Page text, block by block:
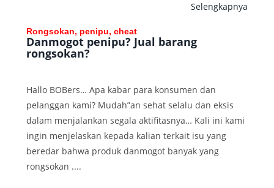
Selengkapnya
Rongsokan, penipu, cheat
Danmogot penipu? Jual barang
rongsokan?
Hallo BOBers… Apa kabar para konsumen dan
pelanggan kami? Mudah”an sehat selalu dan eksis
dalam menjalankan segala aktifitasnya… Kali ini kami
ingin menjelaskan kepada kalian terkait isu yang
beredar bahwa produk danmogot banyak yang
rongsokan ....